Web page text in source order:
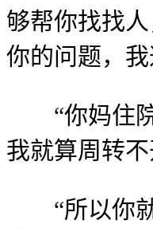
够帮你找找
你的问题，我
“你妈住院
我就算周转不
“所以你就